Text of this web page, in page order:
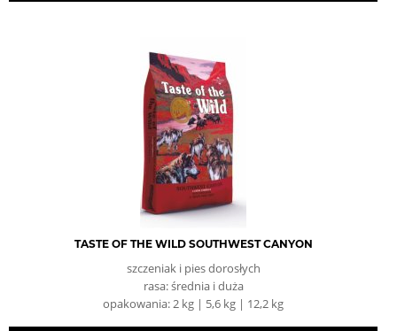
TASTE OF THE WILD SOUTHWEST CANYON
szczeniak i pies dorosłych
rasa: średnia i duża
opakowania: 2 kg | 5,6 kg | 12,2 kg